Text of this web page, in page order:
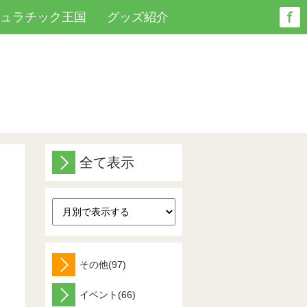
ラチック王国 グッズ紹介
全て表示
その他(97)
イベント(66)